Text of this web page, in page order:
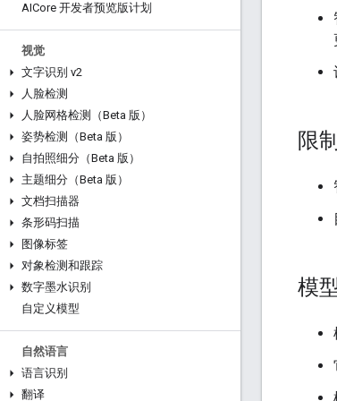
AICore 开发者预览版计划
视觉
文字识别 v2
人脸检测
人脸网格检测（Beta 版）
姿势检测（Beta 版）
自拍照细分（Beta 版）
主题细分（Beta 版）
文档扫描器
条形码扫描
图像标签
对象检测和跟踪
数字墨水识别
自定义模型
自然语言
语言识别
翻译
限制
模